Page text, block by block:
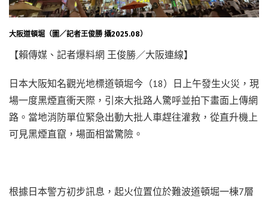
大阪道頓堀（圖／記者王俊勝 攝2025.08）
【賴傳媒、記者爆料網 王俊勝／大阪連線】
日本大阪知名觀光地標道頓堀今（18）日上午發生火災，現
場一度黑煙直衝天際，引來大批路人驚呼並拍下畫面上傳網
路。當地消防單位緊急出動大批人車趕往灌救，從直升機上
可見黑煙直竄，場面相當驚險。
根據日本警方初步訊息，起火位置位於難波道頓堀一棟7層